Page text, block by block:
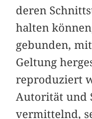
deren
halten
gebunden,
Geltung
reproduziert
Autorität und
vermittelnd,